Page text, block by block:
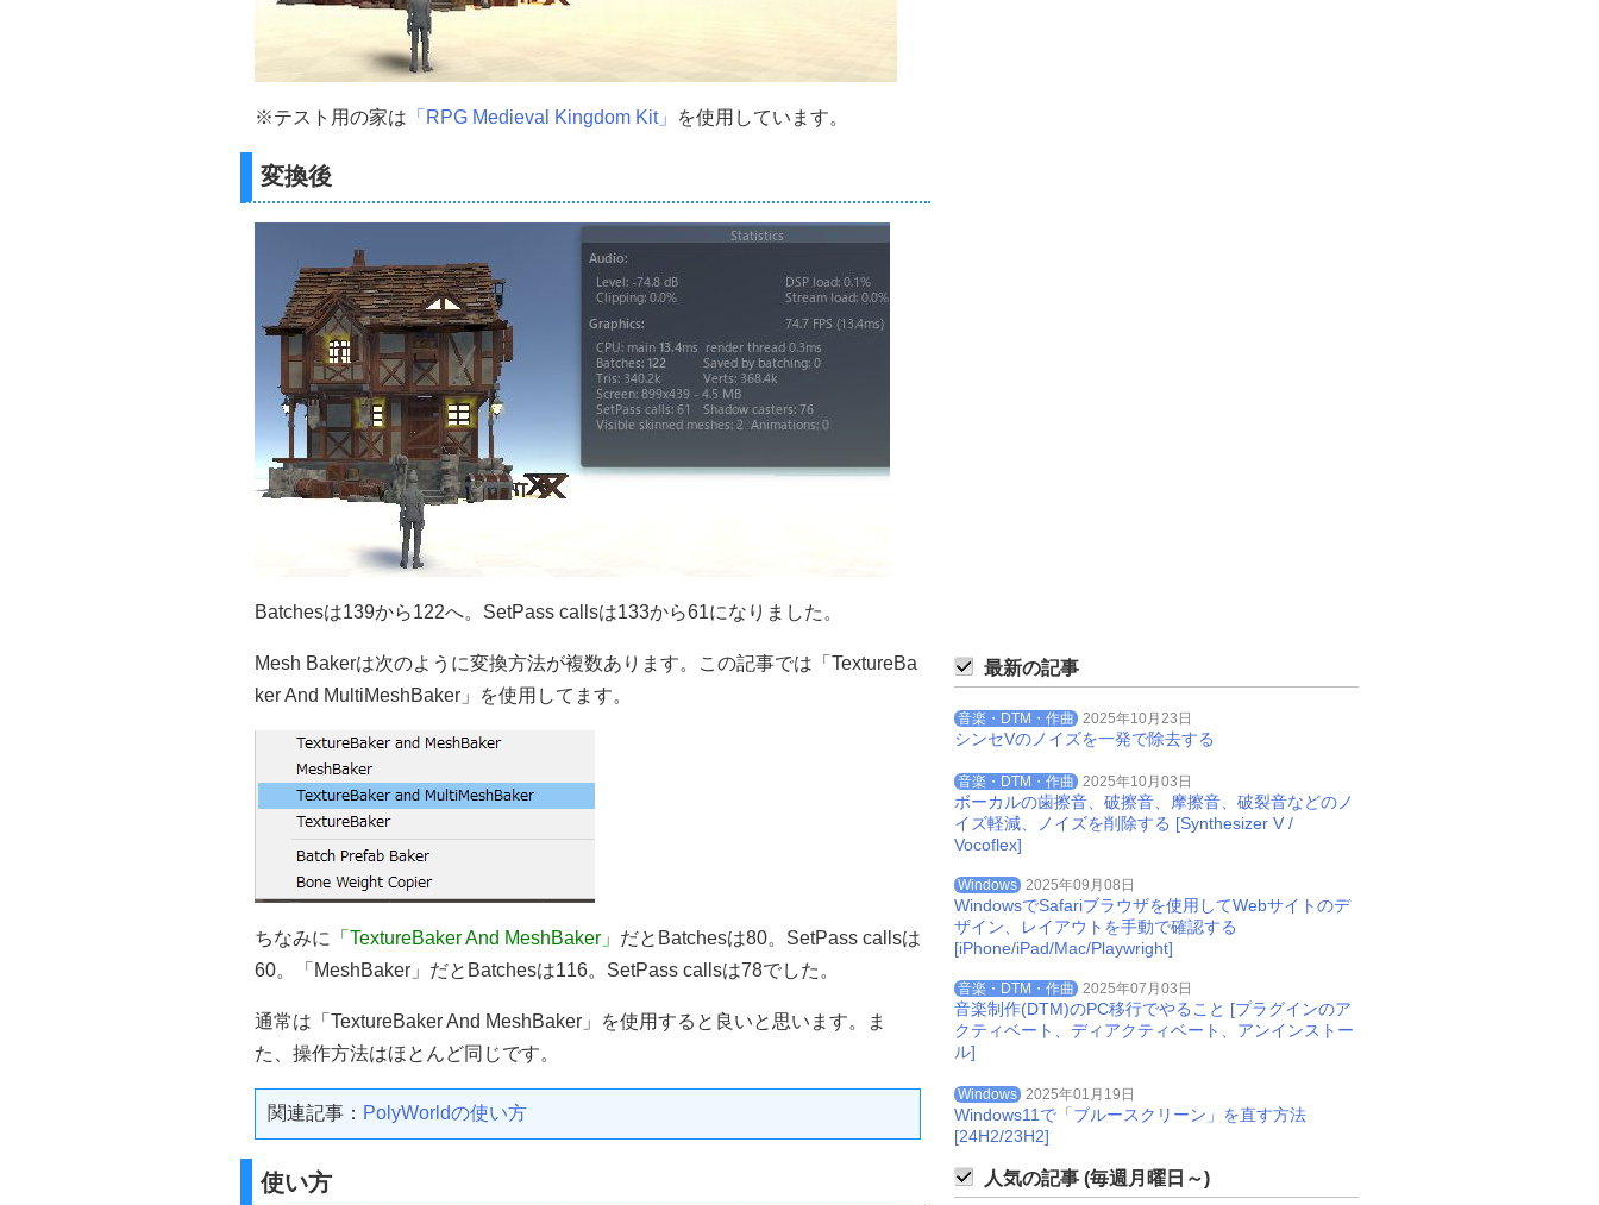
※テスト用の家は 「RPG Medieval Kingdom Kit」 を使用しています。
変換後
Batchesは139から122へ。SetPass callsは133から61になりました。
Mesh Bakerは次のように変換方法が複数あります。この記事では「TextureBa
ker And MultiMeshBaker」を使用してます。
ちなみに 「TextureBaker And MeshBaker」 だとBatchesは80。SetPass callsは
60。「MeshBaker」だとBatchesは116。SetPass callsは78でした。
通常は「TextureBaker And MeshBaker」を使用すると良いと思います。ま
た、操作方法はほとんど同じです。
関連記事： PolyWorldの使い方
使い方
最新の記事
音楽・DTM・作曲 2025年10月23日
シンセVのノイズを一発で除去する
音楽・DTM・作曲 2025年10月03日
ボーカルの歯擦音、破擦音、摩擦音、破裂音などのノ
イズ軽減、ノイズを削除する [Synthesizer V /
Vocoflex]
Windows 2025年09月08日
WindowsでSafariブラウザを使用してWebサイトのデ
ザイン、レイアウトを手動で確認する
[iPhone/iPad/Mac/Playwright]
音楽・DTM・作曲 2025年07月03日
音楽制作(DTM)のPC移行でやること [プラグインのア
クティベート、ディアクティベート、アンインストー
ル]
Windows 2025年01月19日
Windows11で「ブルースクリーン」を直す方法
[24H2/23H2]
人気の記事 (毎週月曜日～)